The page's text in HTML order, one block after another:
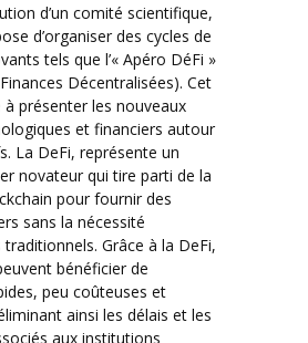
d’un comité scientifique,
d’organiser des cycles de
tels que l’« Apéro DéFi »
Décentralisées). Cet
présenter les nouveaux
et financiers autour
La DeFi, représente un
novateur qui tire parti de la
pour fournir des
sans la nécessité
traditionnels. Grâce à la DeFi,
bénéficier de
peu coûteuses et
ainsi les délais et les
aux institutions